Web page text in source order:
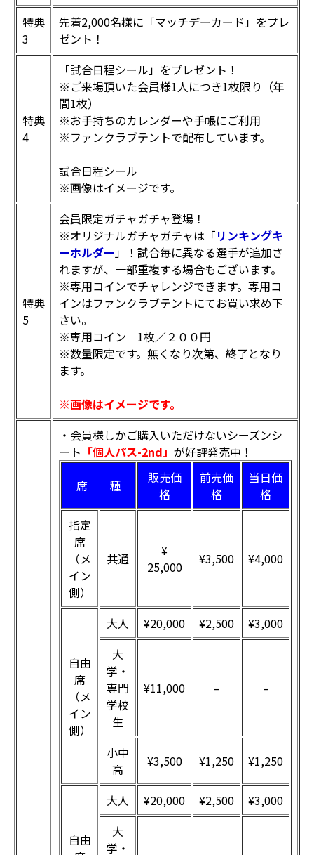
特典
3
先着2,000名様に「マッチデーカード」をプレ
ゼント！
特典
4
「試合日程シール」をプレゼント！
※ご来場頂いた会員様1人につき1枚限り（年
間1枚）
※お手持ちのカレンダーや手帳にご利用
※ファンクラブテントで配布しています。
試合日程シール
※画像はイメージです。
特典
5
会員限定ガチャガチャ登場！
※オリジナルガチャガチャは「リンキングキ
ーホルダー」！試合毎に異なる選手が追加さ
れますが、一部重複する場合もございます。
※専用コインでチャレンジできます。専用コ
インはファンクラブテントにてお買い求め下
さい。
※専用コイン 1枚／２００円
※数量限定です。無くなり次第、終了となり
ます。
※画像はイメージです。
・会員様しかご購入いただけないシーズンシ
ート 「個人パス-2nd」 が好評発売中！
席 種
販売価
格
前売価
格
当日価
格
指定
席
（メ
イン
側）
共通
¥
25,000
¥3,500 ¥4,000
自由
席
（メ
イン
側）
大人 ¥20,000 ¥2,500
¥3,000
大
学・
専門
学校
生
¥11,000 – –
小中
高
¥3,500 ¥1,250 ¥1,250
自由
大人 ¥20,000 ¥2,500
¥3,000
大
学・